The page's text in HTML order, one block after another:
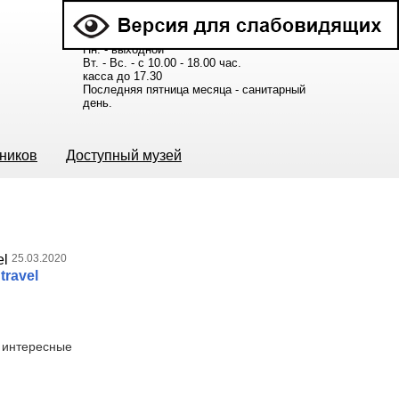
Расписание работы музея:
Пн. - выходной
Вт. - Вс. - с 10.00 - 18.00 час.
касса до 17.30
Последняя пятница месяца - санитарный
день.
Доступный музей
25.03.2020
интересные